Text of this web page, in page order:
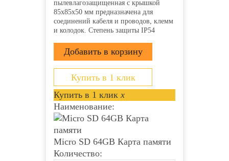
пылевлагозащищенная с крышкой
85х85х50 мм предназначена для
соединений кабеля и проводов, клемм
и колодок. Степень защиты IP54
от ударов, пыли и влаги. Она
производится из прочного пластика
полипропилена и применяется для
открытой проводки....
Купить в 1 клик
Купить в 1 клик x
Наименование:
Micro SD 64GB Карта памяти
Количество: